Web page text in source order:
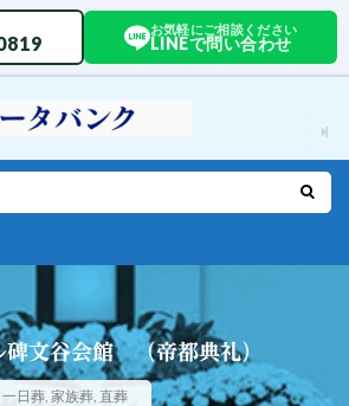
お気軽にご相談ください
LINEで問い合わせ
碑文谷会館 （帝都典礼）
一日葬, 家族葬, 直葬